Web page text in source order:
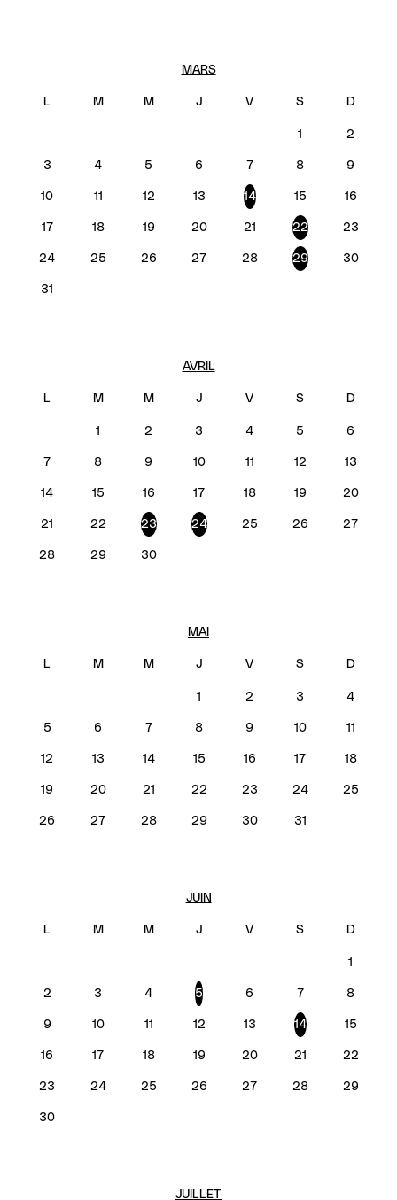
MARS
1 2
3 4 5 6 7 8 9
10 11 12 13 14 15 16
17 18 19 20 21 22 23
24 25 26 27 28 29 30
31
AVRIL
1 2 3 4 5 6
7 8 9 10 11 12 13
14 15 16 17 18 19 20
21 22 23 24 25 26 27
28 29 30
MAI
1 2 3 4
5 6 7 8 9 10 11
12 13 14 15 16 17 18
19 20 21 22 23 24 25
26 27 28 29 30 31
JUIN
1
2 3 4 5 6 7 8
9 10 11 12 13 14 15
16 17 18 19 20 21 22
23 24 25 26 27 28 29
30
JUILLET